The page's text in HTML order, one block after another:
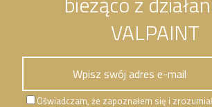
VALPAINT
Oświadczam, że zapoznałem się i